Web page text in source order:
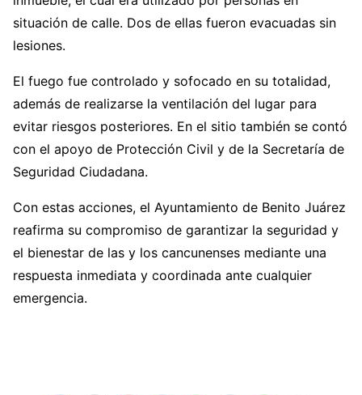
situación de calle. Dos de ellas fueron evacuadas sin
lesiones.
El fuego fue controlado y sofocado en su totalidad,
además de realizarse la ventilación del lugar para
evitar riesgos posteriores. En el sitio también se contó
con el apoyo de Protección Civil y de la Secretaría de
Seguridad Ciudadana.
Con estas acciones, el Ayuntamiento de Benito Juárez
reafirma su compromiso de garantizar la seguridad y
el bienestar de las y los cancunenses mediante una
respuesta inmediata y coordinada ante cualquier
emergencia.